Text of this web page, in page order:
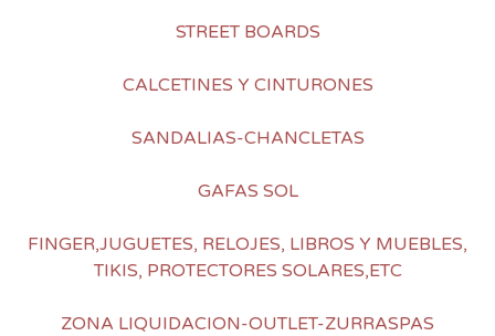
STREET BOARDS
CALCETINES Y CINTURONES
SANDALIAS-CHANCLETAS
GAFAS SOL
FINGER,JUGUETES, RELOJES, LIBROS Y MUEBLES,
TIKIS, PROTECTORES SOLARES,ETC
ZONA LIQUIDACION-OUTLET-ZURRASPAS